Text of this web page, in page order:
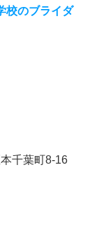
校のブライダ
千葉町8-16